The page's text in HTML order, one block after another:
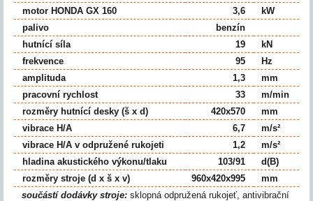
motor HONDA GX 160
palivo
hutnící síla
frekvence
amplituda
pracovní rychlost
rozměry hutnící desky (š x d)
vibrace H/A
vibrace H/A v odpružené rukojeti
hladina akustického výkonu/tlaku
rozměry stroje (d x š x v)
3,6
benzín
19
95
1,3
33
420x570
6,7
1,2
103/91
960x420x995
kW
kN
Hz
mm
m/min
mm
m/s²
m/s²
d(B)
mm
součástí dodávky stroje: sklopná odpružená rukojeť, antivibrační